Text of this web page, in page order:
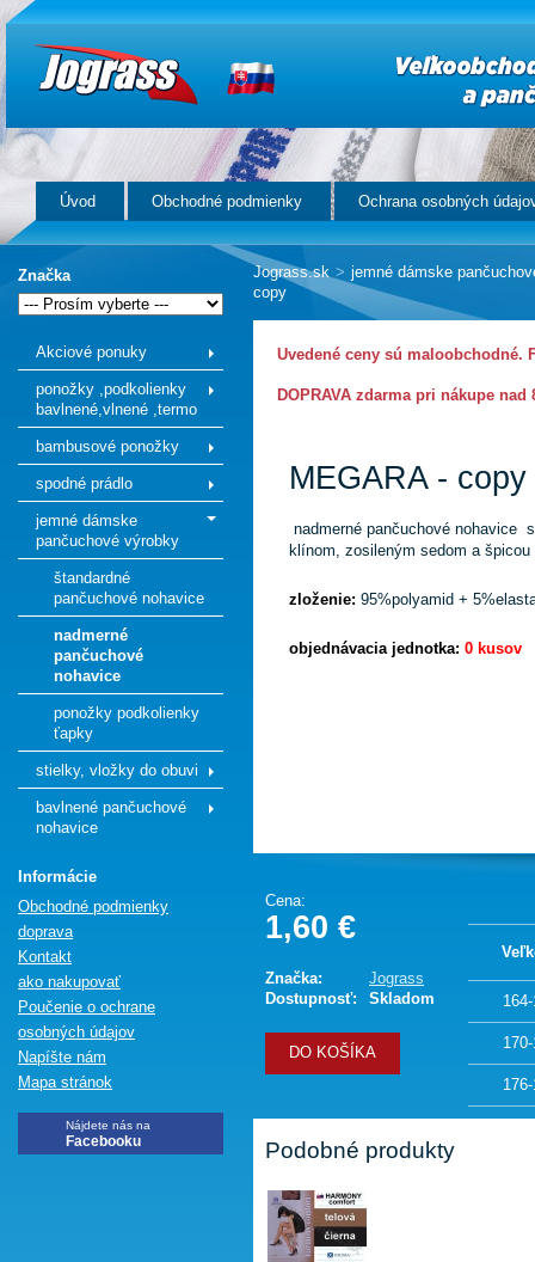
Úvod Obchodné podmienky Ochrana osobných
Značka
Akciové ponuky
ponožky ,podkolienky
bavlnené,vlnené ,termo
bambusové ponožky
spodné prádlo
jemné dámske
pančuchové výrobky
štandardné
pančuchové nohavice
nadmerné
pančuchové
nohavice
ponožky podkolienky
ťapky
stielky, vložky do obuvi
bavlnené pančuchové
nohavice
Informácie
Obchodné podmienky
doprava
Kontakt
ako nakupovať
Poučenie o ochrane
osobných údajov
Napíšte nám
Mapa stránok
Nájdete nás na
Facebooku
Jograss.sk > jemné dámske
copy
Uvedené ceny sú
DOPRAVA zdarma pri nákupe nad
MEGARA - copy
nadmerné pančuchové nohavice
klínom, zosileným sedom a špicou
zloženie: 95%polyamid +
objednávacia jednotka: 0 kusov
Cena:
1,60 €
Značka:
Jograss
Dostupnosť:
Skladom
DO KOŠÍKA
Podobné produkty